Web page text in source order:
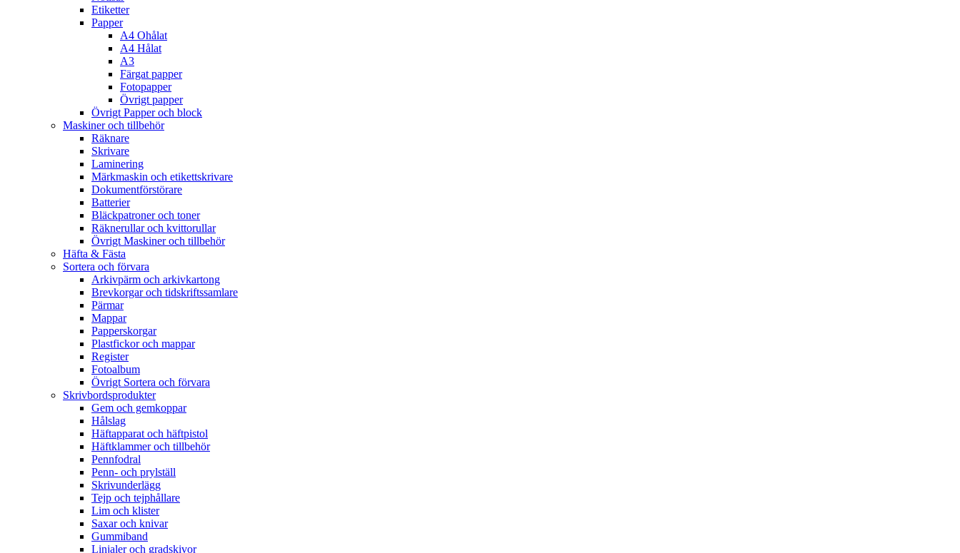
Etiketter
Papper
A4 Ohålat
A4 Hålat
A3
Färgat papper
Fotopapper
Övrigt papper
Övrigt Papper och block
Maskiner och tillbehör
Räknare
Skrivare
Laminering
Märkmaskin och etikettskrivare
Dokumentförstörare
Batterier
Bläckpatroner och toner
Räknerullar och kvittorullar
Övrigt Maskiner och tillbehör
Häfta & Fästa
Sortera och förvara
Arkivpärm och arkivkartong
Brevkorgar och tidskriftssamlare
Pärmar
Mappar
Papperskorgar
Plastfickor och mappar
Register
Fotoalbum
Övrigt Sortera och förvara
Skrivbordsprodukter
Gem och gemkoppar
Hålslag
Häftapparat och häftpistol
Häftklammer och tillbehör
Pennfodral
Penn- och prylställ
Skrivunderlägg
Tejp och tejphållare
Lim och klister
Saxar och knivar
Gummiband
Linjaler och gradskivor